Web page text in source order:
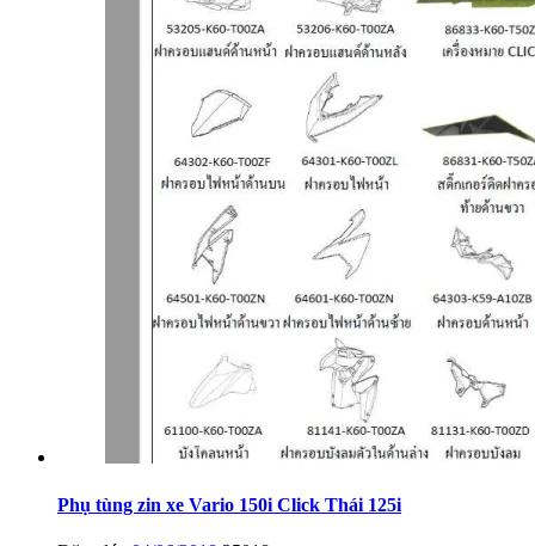
Phụ tùng zin xe Vario 150i Click Thái 125i